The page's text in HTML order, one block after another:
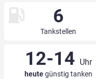
6
Tankstellen
12-14 Uhr
heutegünstig tanken